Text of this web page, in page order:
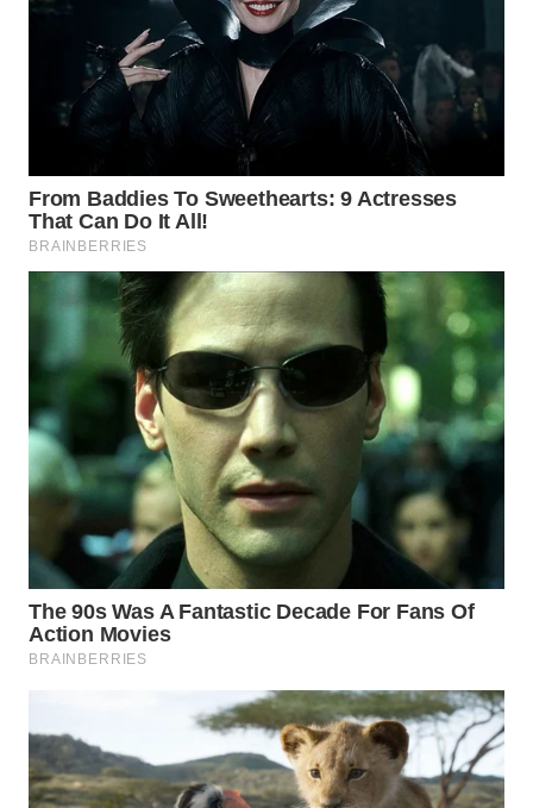
WN
PURWAKARTA
WN
PRIANGAN
TIMUR
SEMARANG
SOLO
WN
BOROBUDUR
WN
MADURA
WN
SURABAYA
WN
NATUNA